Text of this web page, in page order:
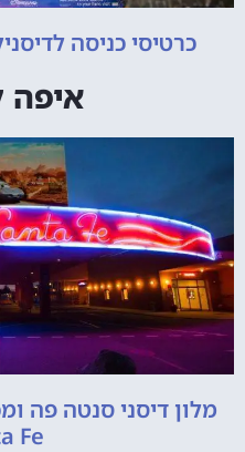
כרטיסי כניסה
איפה
Fe